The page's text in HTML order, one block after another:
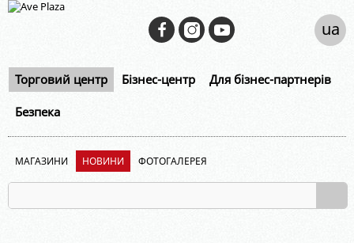
Торговий центр Бізнес-центр Для бізнес-партнерів
Безпека
ua
МАГАЗИНИ НОВИНИ ФОТОГАЛЕРЕЯ